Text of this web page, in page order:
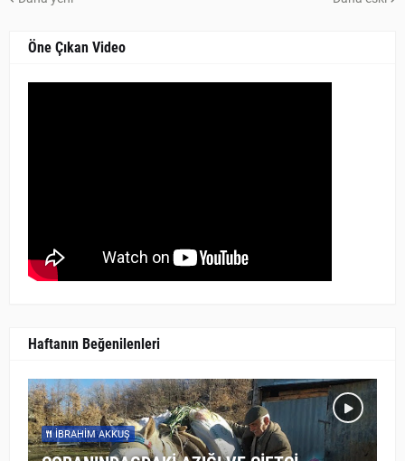
Öne Çıkan Video
Haftanın Beğenilenleri
İBRAHIM AKKUŞ